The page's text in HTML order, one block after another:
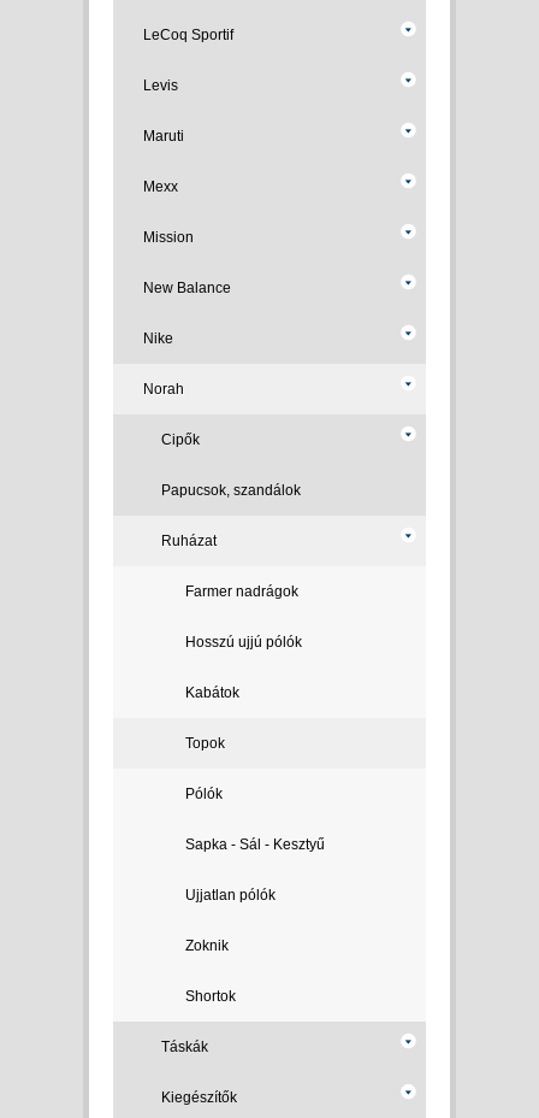
LeCoq Sportif
Levis
Maruti
Mexx
Mission
New Balance
Nike
Norah
Cipők
Papucsok, szandálok
Ruházat
Farmer nadrágok
Hosszú ujjú pólók
Kabátok
Topok
Pólók
Sapka - Sál - Kesztyű
Ujjatlan pólók
Zoknik
Shortok
Táskák
Kiegészítők